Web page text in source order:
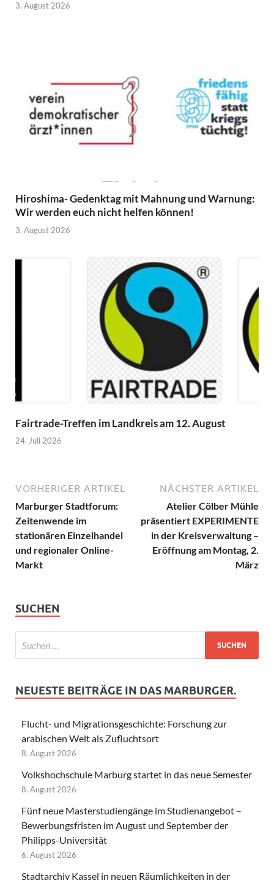
3. August 2026
Hiroshima- Gedenktag mit Mahnung und Warnung:
Wir werden euch nicht helfen können!
3. August 2026
Fairtrade-Treffen im Landkreis am 12. August
24. Juli 2026
VORHERIGER ARTIKEL
Marburger Stadtforum:
Zeitenwende im
stationären Einzelhandel
und regionaler Online-
Markt
NÄCHSTER ARTIKEL
Atelier Cölber Mühle
präsentiert EXPERIMENTE
in der Kreisverwaltung –
Eröffnung am Montag, 2.
März
SUCHEN
NEUESTE BEITRÄGE IN DAS MARBURGER.
Flucht- und Migrationsgeschichte: Forschung zur
arabischen Welt als Zufluchtsort
8. August 2026
Volkshochschule Marburg startet in das neue Semester
8. August 2026
Fünf neue Masterstudiengänge im Studienangebot –
Bewerbungsfristen im August und September der
Philipps-Universität
6. August 2026
Stadtarchiv Kassel in neuen Räumlichkeiten in der